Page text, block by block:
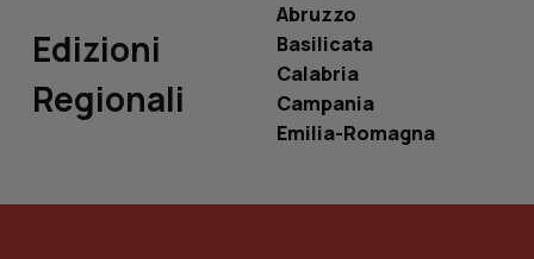
Edizioni
Regionali
Abruzzo
Basilicata
Calabria
Campania
Emilia-Romagna